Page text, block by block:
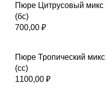
Пюре Цитрусовый микс
(бс)
700,00 ₽
Пюре Тропический
(сс)
1100,00 ₽